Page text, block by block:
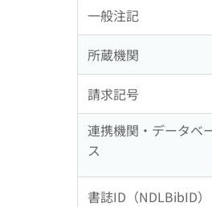
一般注記
所蔵機関
請求記号
連携機関・データベ
ス
書誌ID（NDLBibID）